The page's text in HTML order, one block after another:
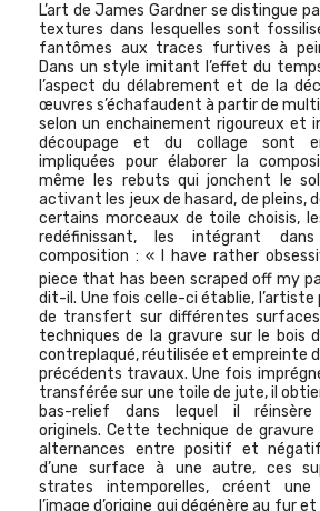
L’art de James Gardner se distingue
textures dans lesquelles sont
fantômes aux traces furtives à
Dans un style imitant l’effet du
l’aspect du délabrement et de la
œuvres s’échafaudent à partir de
selon un enchainement rigoureux et
découpage et du collage sont
impliquées pour élaborer la
même les rebuts qui jonchent le
activant les jeux de hasard, de pleins,
certains morceaux de toile choisis,
redéfinissant, les intégrant
composition : « I have rather
piece that has been scraped off my
dit-il. Une fois celle-ci établie, l’artiste
de transfert sur différentes
techniques de la gravure sur le bois
contreplaqué, réutilisée et empreinte
précédents travaux. Une fois
transférée sur une toile de jute, il
bas-relief dans lequel il
originels. Cette technique de gravure
alternances entre positif et
d’une surface à une autre, ces
strates intemporelles, créent une
l’image d’origine qui dégénère au fur